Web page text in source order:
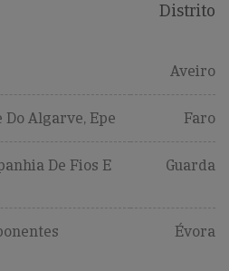
Distrito
Aveiro
Do Algarve, Epe Faro
De Fios E
Guarda
Évora